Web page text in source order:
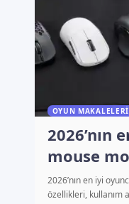
OYUN MAKALELERI
2026’nın
mouse
fiyatları
2026’nın en iyi
özellikleri, kullanım